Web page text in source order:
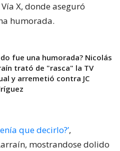
X, donde aseguró
humorada.
fue una humorada? Nicolás
trató de "rasca" la TV
y arremetió contra JC
que decirlo?’,
mostrandose dolido